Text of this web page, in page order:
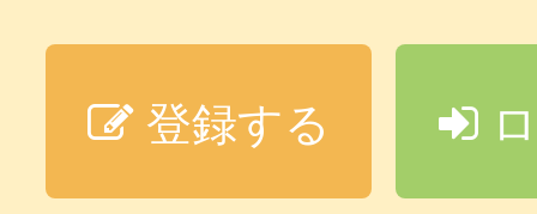
登録する